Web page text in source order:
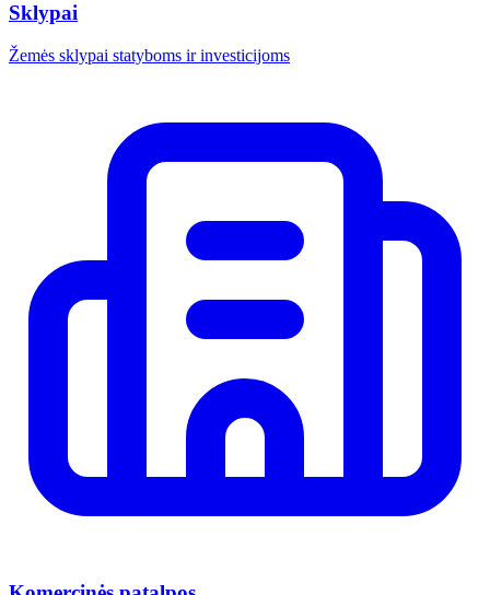
Sklypai
Žemės sklypai statyboms ir investicijoms